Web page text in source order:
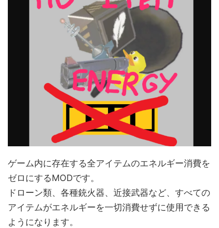
ゲーム内に存在する全アイテムのエネルギー消費を
ゼロにするMODです。
ドローン類、各種銃火器、近接武器など、すべての
アイテムがエネルギーを一切消費せずに使用できる
ようになります。